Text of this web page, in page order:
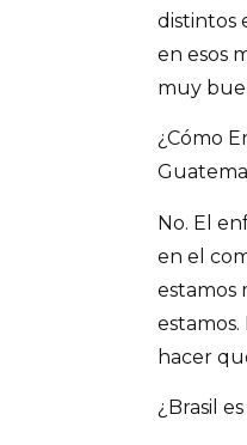
distintos
en esos
muy
¿Cómo
No. El
en el
estamos
hacer
¿Brasil